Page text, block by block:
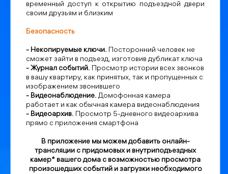
временный доступ к открытию подъездной двери
своим друзьям и близким
Безопасность
- Некопируемые ключи. Посторонний человек не
сможет зайти в подъезд, изготовив дубликат ключа
- Журнал событий. Просмотр истории всех звонков
в вашу квартиру, как принятых, так и пропущенных с
изображением звонившего
- Видеонаблюдение. Домофонная камера
работает и как обычная камера видеонаблюдения
- Видеоархив. Просмотр 5-дневного видеоархива
прямо с приложения смартфона
В приложение мы можем добавить онлайн-
трансляции с придомовых и внутриподъездных
камер* вашего дома с возможностью просмотра
произошедших событий и загрузки необходимого